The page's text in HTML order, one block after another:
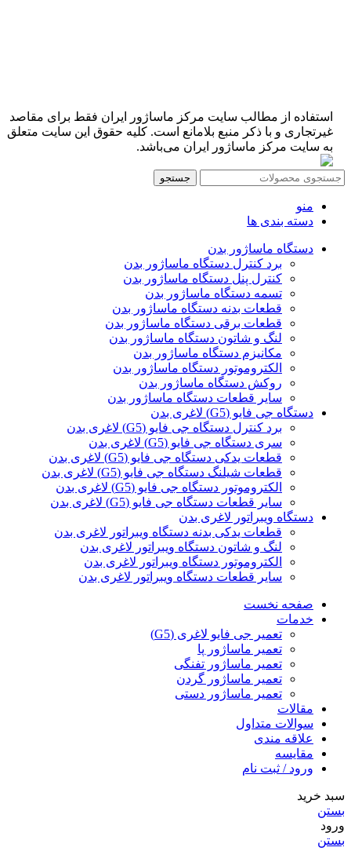
استفاده از مطالب سایت مرکز ماساژور ایران فقط برای مقاصد
غیرتجاری و با ذکر منبع بلامانع است. کلیه حقوق این سایت متعلق
به سایت مرکز ماساژور ایران می‌باشد.
جستجو
منو
دسته بندی ها
دستگاه ماساژور بدن
برد کنترل دستگاه ماساژور بدن
کنترل پنل دستگاه ماساژور بدن
تسمه دستگاه ماساژور بدن
قطعات بدنه دستگاه ماساژور بدن
قطعات برقی دستگاه ماساژور بدن
لنگ و شاتون دستگاه ماساژور بدن
مکانیزم دستگاه ماساژور بدن
الکتروموتور دستگاه ماساژور بدن
روکش دستگاه ماساژور بدن
سایر قطعات دستگاه ماساژور بدن
دستگاه جی فایو (G5) لاغری بدن
برد کنترل دستگاه جی فایو (G5) لاغری بدن
سری دستگاه جی فایو (G5) لاغری بدن
قطعات یدکی دستگاه جی فایو (G5) لاغری بدن
قطعات شیلنگ دستگاه جی فایو (G5) لاغری بدن
الکتروموتور دستگاه جی فایو (G5) لاغری بدن
سایر قطعات دستگاه جی فایو (G5) لاغری بدن
دستگاه ویبراتور لاغری بدن
قطعات یدکی بدنه دستگاه ویبراتور لاغری بدن
لنگ و شاتون دستگاه ویبراتور لاغری بدن
الکتروموتور دستگاه ویبراتور لاغری بدن
سایر قطعات دستگاه ویبراتور لاغری بدن
صفحه نخست
خدمات
تعمیر جی فایو لاغری (G5)
تعمیر ماساژور پا
تعمیر ماساژور تفنگی
تعمیر ماساژور گردن
تعمیر ماساژور دستی
مقالات
سوالات متداول
علاقه مندی
مقایسه
ورود / ثبت نام
سبد خرید
بستن
ورود
بستن